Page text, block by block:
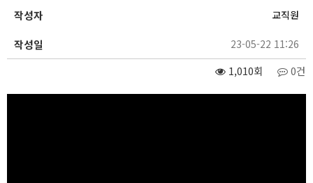
작성자 교직원
작성일 23-05-22 11:26
0건
1,010회